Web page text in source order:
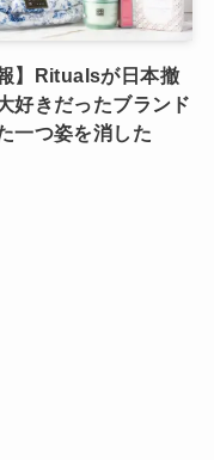
報】Ritualsが日本撤
好きだったブランド
一つ姿を消した